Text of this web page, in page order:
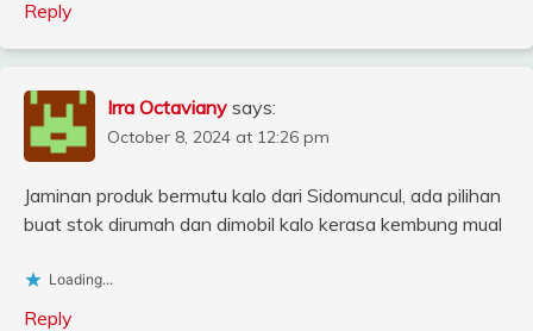
Reply
Irra Octaviany says:
October 8, 2024 at 12:26 pm
Jaminan produk bermutu kalo dari Sidomuncul, ada pilihan
buat stok dirumah dan dimobil kalo kerasa kembung mual
Loading...
Reply